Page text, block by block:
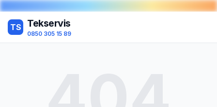
TS Tekservis
0850 305 15 89